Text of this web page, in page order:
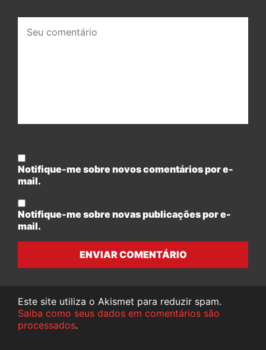
comentário:
Notifique-me sobre novos comentários por e-
mail.
Notifique-me sobre novas publicações por e-
mail.
ENVIAR COMENTÁRIO
Este site utiliza o Akismet para reduzir spam.
Saiba como seus dados em comentários são
processados.